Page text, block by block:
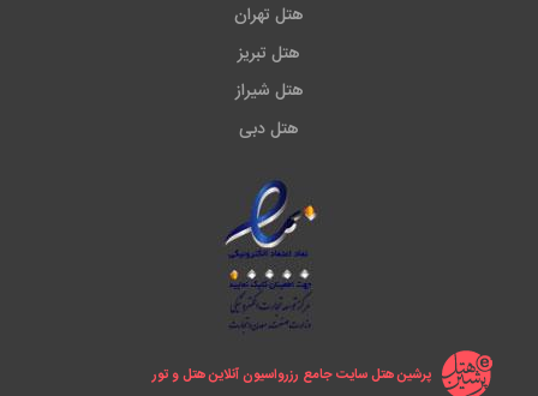
هتل تهران
هتل تبریز
هتل شیراز
هتل دبی
پرشین هتل سایت جامع رزرواسیون آنلاین هتل و تور